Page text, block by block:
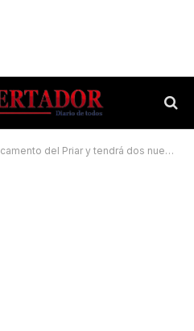
del Priar y tendrá dos nuevas comisarías